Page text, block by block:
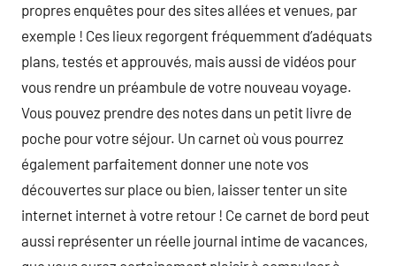
propres enquêtes pour des sites allées et venues, par
exemple ! Ces lieux regorgent fréquemment d’adéquats
plans, testés et approuvés, mais aussi de vidéos pour
vous rendre un préambule de votre nouveau voyage.
Vous pouvez prendre des notes dans un petit livre de
poche pour votre séjour. Un carnet où vous pourrez
également parfaitement donner une note vos
découvertes sur place ou bien, laisser tenter un site
internet internet à votre retour ! Ce carnet de bord peut
aussi représenter un réelle journal intime de vacances,